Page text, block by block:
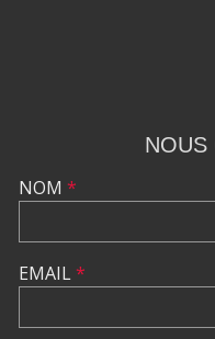
NOUS
NOM *
EMAIL*